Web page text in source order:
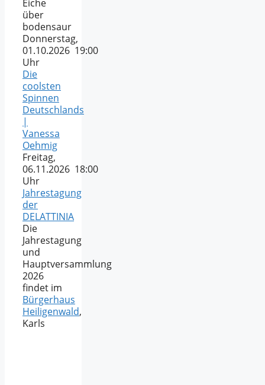
Eiche
über
bodensaur
Donnerstag,
01.10.2026 19:00
Uhr
Die
coolsten
Spinnen
Deutschlands
|
Vanessa
Oehmig
Freitag,
06.11.2026 18:00
Uhr
Jahrestagung
der
DELATTINIA
Die
Jahrestagung
und
Hauptversammlung
2026
findet im
Bürgerhaus
Heiligenwald,
Karls